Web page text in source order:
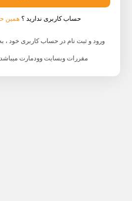
حساب کاربری ندارید ؟ همین
ورود و ثبت نام در حساب کاربری خود ،
مقررات وبسایت وودمارت میباشد.